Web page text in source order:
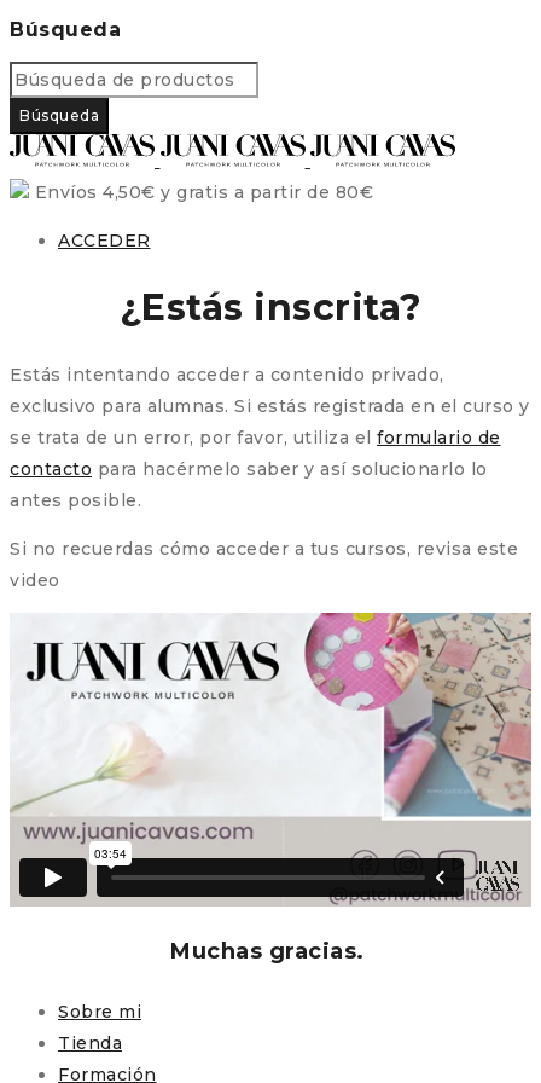
Búsqueda
Envíos 4,50€ y gratis a partir de 80€
ACCEDER
¿Estás inscrita?
Estás intentando acceder a contenido privado,
exclusivo para alumnas. Si estás registrada en el curso y
se trata de un error, por favor, utiliza el formulario de
contacto para hacérmelo saber y así solucionarlo lo
antes posible.
Si no recuerdas cómo acceder a tus cursos, revisa este
video
Muchas gracias.
Sobre mi
Tienda
Formación